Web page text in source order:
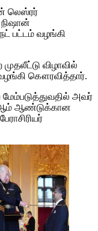
லெஸ்ரர்
பட்டம் வழங்கி
விழாவில்
கௌரவித்தார்.
மேம்படுத்துவதில் அவர்
ஆம் ஆண்டுக்கான